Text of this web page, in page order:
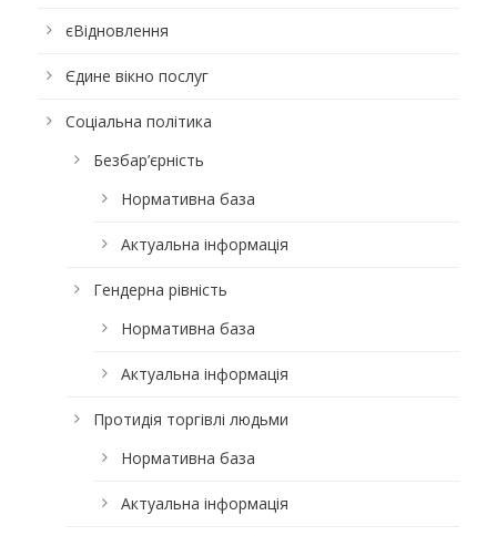
єВідновлення
Єдине вікно послуг
Соціальна політика
Безбар’єрність
Нормативна база
Актуальна інформація
Гендерна рівність
Нормативна база
Актуальна інформація
Протидія торгівлі людьми
Нормативна база
Актуальна інформація